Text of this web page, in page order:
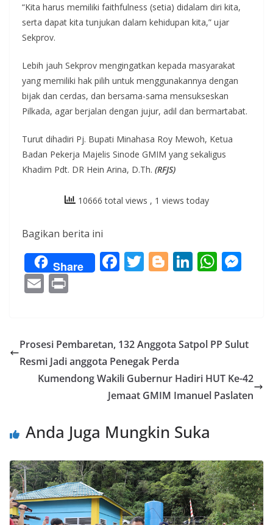
“Kita harus memiliki faithfulness (setia) didalam diri kita,
serta dapat kita tunjukan dalam kehidupan kita,” ujar
Sekprov.
Lebih jauh Sekprov mengingatkan kepada masyarakat
yang memiliki hak pilih untuk menggunakannya dengan
bijak dan cerdas, dan bersama-sama mensukseskan
Pilkada, agar berjalan dengan jujur, adil dan bermartabat.
Turut dihadiri Pj. Bupati Minahasa Roy Mewoh, Ketua
Badan Pekerja Majelis Sinode GMIM yang sekaligus
Khadim Pdt. DR Hein Arina, D.Th. (RFJS)
10666 total views , 1 views today
Bagikan berita ini
Share F
ac
o
o
k
T
w
Bl
o
er
Li
n
dI
n
W
h
A
p
n
er
E
m
l
Prosesi Pembaretan, 132 Anggota Satpol PP Sulut
Resmi Jadi anggota Penegak Perda
Kumendong Wakili Gubernur Hadiri HUT Ke-42
Jemaat GMIM Imanuel Paslaten
Anda Juga Mungkin Suka